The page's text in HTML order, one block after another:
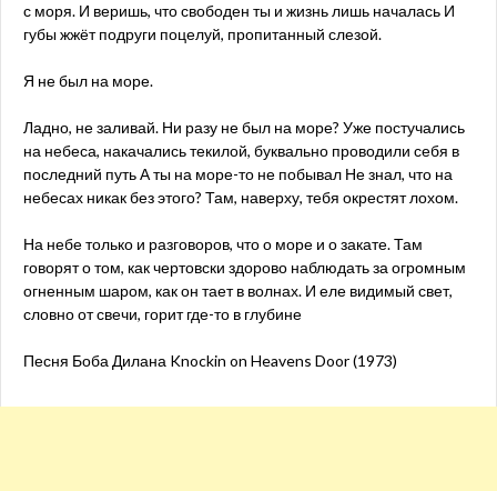
с моря. И веришь, что свободен ты и жизнь лишь началась И
губы жжёт подруги поцелуй, пропитанный слезой.
Я не был на море.
Ладно, не заливай. Ни разу не был на море? Уже постучались
на небеса, накачались текилой, буквально проводили себя в
последний путь А ты на море-то не побывал Не знал, что на
небесах никак без этого? Там, наверху, тебя окрестят лохом.
На небе только и разговоров, что о море и о закате. Там
говорят о том, как чертовски здорово наблюдать за огромным
огненным шаром, как он тает в волнах. И еле видимый свет,
словно от свечи, горит где-то в глубине
Песня Боба Дилана Knockin on Heavens Door (1973)